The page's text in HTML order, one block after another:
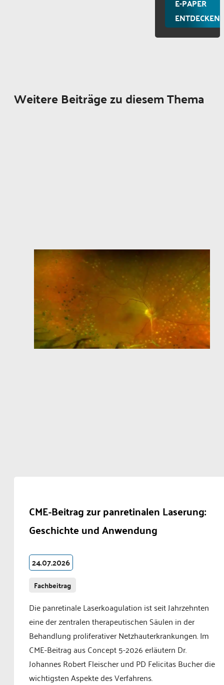
E-PAPER
ENTDECKEN
Weitere Beiträge zu diesem Thema
CME-Beitrag zur panretinalen Laserung:
Geschichte und Anwendung
24.07.2026
Fachbeitrag
Die panretinale Laserkoagulation ist seit Jahrzehnten
eine der zentralen therapeutischen Säulen in der
Behandlung proliferativer Netzhauterkrankungen. Im
CME-Beitrag aus Concept 5-2026 erläutern Dr.
Johannes Robert Fleischer und PD Felicitas Bucher die
wichtigsten Aspekte des Verfahrens.